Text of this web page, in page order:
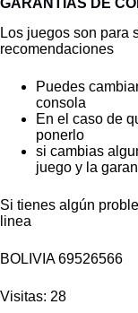
Los juegos son para
recomendaciones
Puedes
consola
En el caso de
ponerlo
si cambias
juego y la
Si tienes algún
linea
BOLIVIA69526566
Visitas: 28